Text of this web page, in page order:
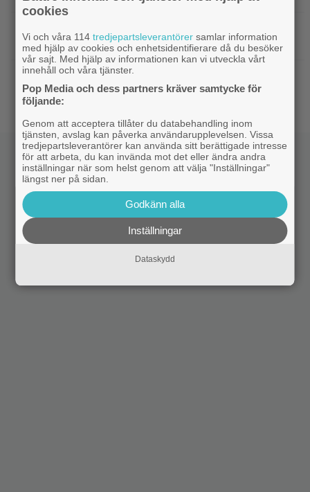
dag för alla ”Grand Theft Auto”-fans
Prime Video|Ett nytt mysterium på 8 avsnitt gör
succé på Prime Video just nu
cookies
Vi och våra 114tredjepartsleverantörer samlar information
med hjälp av cookies och enhetsidentifierare då du besöker
vår sajt. Med hjälp av informationen kan vi utveckla vårt
innehåll och våra tjänster.
Pop Media och dess partners kräver samtycke för
följande:
Genom att acceptera tillåter du databehandling inom
tjänsten, avslag kan påverka användarupplevelsen. Vissa
tredjepartsleverantörer kan använda sitt berättigade intresse
för att arbeta, du kan invända mot det eller ändra andra
inställningar när som helst genom att välja "Inställningar"
längst ner på sidan.
Godkänn alla
Inställningar
Dataskydd